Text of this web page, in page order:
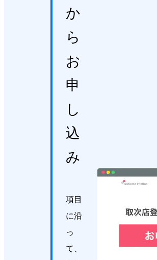
か
ら
お
申
し
込
み
項目
に沿
っ
て、